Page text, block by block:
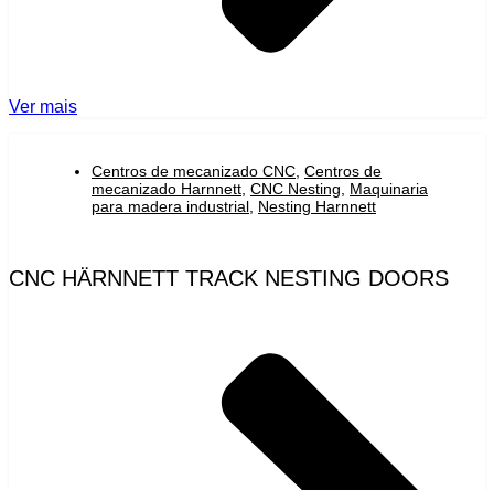
Ver mais
Centros de mecanizado CNC Centros de
mecanizado Harnnett CNC Nesting
Maquinaria
para madera industrial Nesting Harnnett
CNC HÄRNNETT TRACK NESTING DOORS